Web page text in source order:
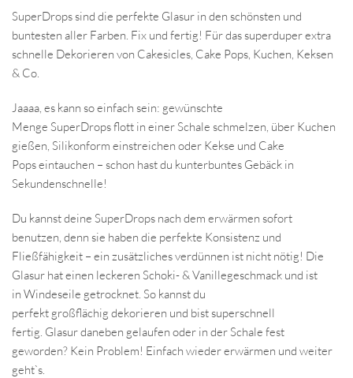
SuperDrops sind die perfekte Glasur in den schönsten und
buntesten aller Farben. Fix und fertig! Für das superduper extra
schnelle Dekorieren von Cakesicles, Cake Pops, Kuchen, Keksen
& Co.
Jaaaa, es kann so einfach sein: gewünschte
Menge SuperDrops flott in einer Schale schmelzen, über Kuchen
gießen, Silikonform einstreichen oder Kekse und Cake
Pops eintauchen – schon hast du kunterbuntes Gebäck in
Sekundenschnelle!
Du kannst deine SuperDrops nach dem erwärmen sofort
benutzen, denn sie haben die perfekte Konsistenz und
Fließfähigkeit – ein zusätzliches verdünnen ist nicht nötig! Die
Glasur hat einen leckeren Schoki- & Vanillegeschmack und ist
in Windeseile getrocknet. So kannst du
perfekt großflächig dekorieren und bist superschnell
fertig. Glasur daneben gelaufen oder in der Schale fest
geworden? Kein Problem! Einfach wieder erwärmen und weiter
geht`s.